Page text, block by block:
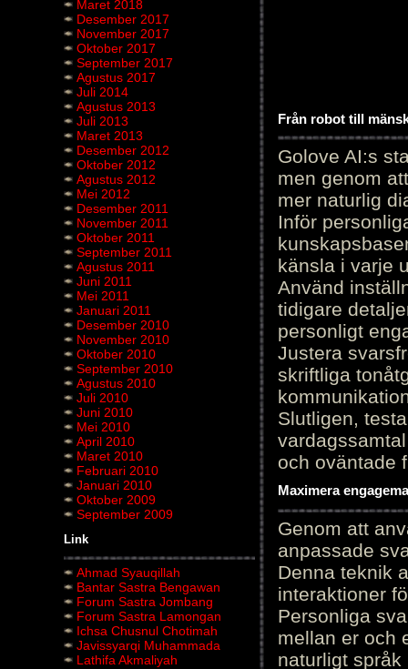
Maret 2018
Desember 2017
November 2017
Oktober 2017
September 2017
Agustus 2017
Juli 2014
Agustus 2013
Juli 2013
Maret 2013
Desember 2012
Oktober 2012
Agustus 2012
Mei 2012
Desember 2011
November 2011
Oktober 2011
September 2011
Agustus 2011
Juni 2011
Mei 2011
Januari 2011
Desember 2010
November 2010
Oktober 2010
September 2010
Agustus 2010
Juli 2010
Juni 2010
Mei 2010
April 2010
Maret 2010
Februari 2010
Januari 2010
Oktober 2009
September 2009
Link
Ahmad Syauqillah
Bantar Sastra Bengawan
Forum Sastra Jombang
Forum Sastra Lamongan
Ichsa Chusnul Chotimah
Javissyarqi Muhammada
Lathifa Akmaliyah
Från robot till
Golove AI:s
men genom
mer naturlig
Inför
känsla i varje
Använd
tidigare
personligt
Justera
skriftliga
Slutligen,
och oväntade
Maximera
Genom att
anpassade
Denna teknik
interaktioner
Personliga
mellan er och
naturligt